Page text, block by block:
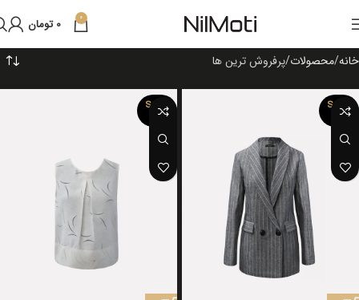
0
0 تومان
خانه محصولات پرفروش ترین ها
SOLD
OUT
SOLD
OUT